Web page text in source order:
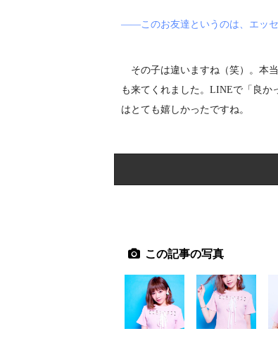
――このお友達というのは、エッセ
その子は違いますね（笑）。本
も来てくれました。LINEで「良か
はとても嬉しかったですね。
この記事の写真